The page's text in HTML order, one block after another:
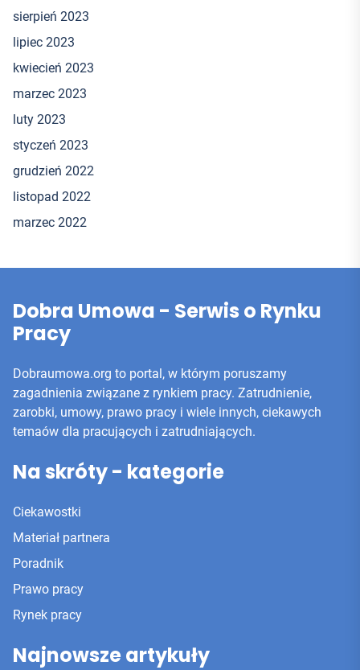
sierpień 2023
lipiec 2023
kwiecień 2023
marzec 2023
luty 2023
styczeń 2023
grudzień 2022
listopad 2022
marzec 2022
Dobra Umowa - Serwis o Rynku
Pracy
Dobraumowa.org to portal, w którym poruszamy
zagadnienia związane z rynkiem pracy. Zatrudnienie,
zarobki, umowy, prawo pracy i wiele innych, ciekawych
temaów dla pracujących i zatrudniających.
Na skróty - kategorie
Ciekawostki
Materiał partnera
Poradnik
Prawo pracy
Rynek pracy
Najnowsze artykuły